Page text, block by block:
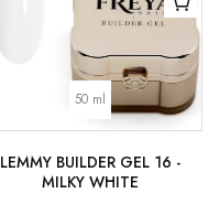
50 ml
LEMMY BUILDER GEL 16 -
MILKY WHITE